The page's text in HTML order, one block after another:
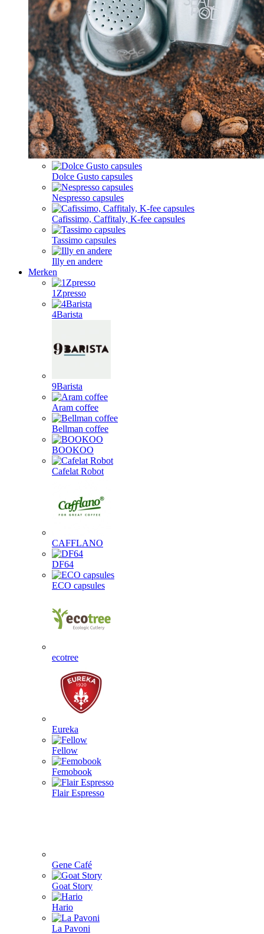
Dolce Gusto capsules
Nespresso capsules
Cafissimo, Caffitaly, K-fee capsules
Tassimo capsules
Illy en andere
Merken
1Zpresso
4Barista
9Barista
Aram coffee
Bellman coffee
BOOKOO
Cafelat Robot
CAFFLANO
DF64
ECO capsules
ecotree
Eureka
Fellow
Femobook
Flair Espresso
Gene Café
Goat Story
Hario
La Pavoni